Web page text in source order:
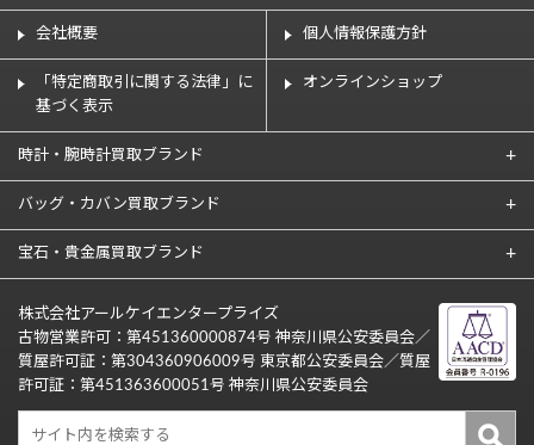
会社概要 個人情報保護方針
「特定商取引に関する法律」に
基づく表示
オンラインショップ
時計・腕時計買取ブランド
バッグ・カバン買取ブランド
宝石・貴金属買取ブランド
株式会社アールケイエンタープライズ
古物営業許可：第451360000874号 神奈川県公安委員会／
質屋許可証：第304360906009号 東京都公安委員会／質屋
許可証：第451363600051号 神奈川県公安委員会